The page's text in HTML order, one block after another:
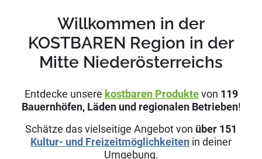
Willkommen in der
KOSTBAREN Region in der
Mitte Niederösterreichs
Entdecke unsere kostbaren Produktevon 119
Bauernhöfen, Läden und regionalen Betrieben!
Schätze das vielseitige Angebot von über 151
Kultur- und Freizeitmöglichkeiten in deiner
Umgebung.